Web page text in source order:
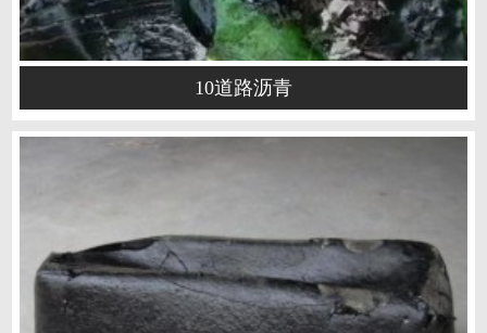
10道路沥青